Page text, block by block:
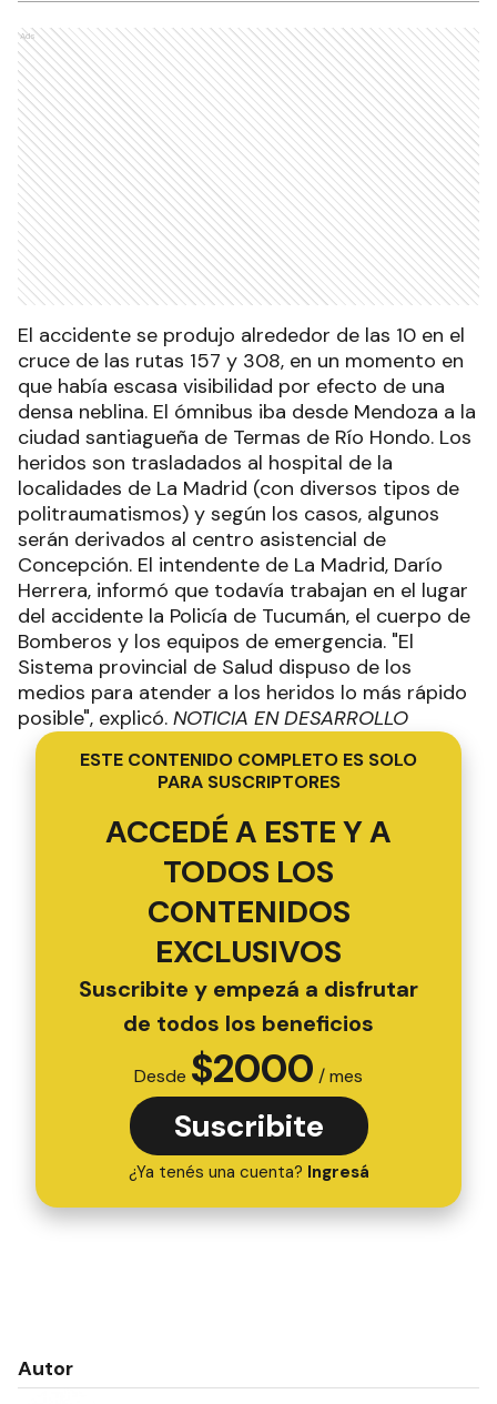
Ads
El accidente se produjo alrededor de las 10 en el
cruce de las rutas 157 y 308, en un momento en
que había escasa visibilidad por efecto de una
densa neblina. El ómnibus iba desde Mendoza a la
ciudad santiagueña de Termas de Río Hondo. Los
heridos son trasladados al hospital de la
localidades de La Madrid (con diversos tipos de
politraumatismos) y según los casos, algunos
serán derivados al centro asistencial de
Concepción. El intendente de La Madrid, Darío
Herrera, informó que todavía trabajan en el lugar
del accidente la Policía de Tucumán, el cuerpo de
Bomberos y los equipos de emergencia. "El
Sistema provincial de Salud dispuso de los
medios para atender a los heridos lo más rápido
posible", explicó. NOTICIA EN DESARROLLO
ESTE CONTENIDO COMPLETO ES SOLO
PARA SUSCRIPTORES
ACCEDÉ A ESTE Y A
TODOS LOS
CONTENIDOS
EXCLUSIVOS
Suscribite y empezá a disfrutar
de todos los beneficios
Desde $2000 / mes
Suscribite
¿Ya tenés una cuenta? Ingresá
Autor